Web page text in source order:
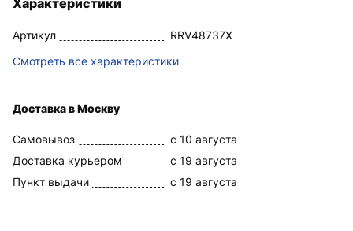
Характеристики
Артикул
RRV48737X
Смотреть все характеристики
Доставка в Москву
Самовывоз
c 10 августа
Доставка курьером
c 19 августа
Пункт выдачи
c 19 августа